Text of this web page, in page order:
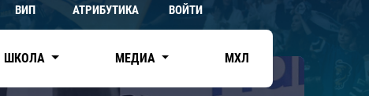
ВИП АТРИБУТИКА ВОЙТИ
ШКОЛА МЕДИА МХЛ